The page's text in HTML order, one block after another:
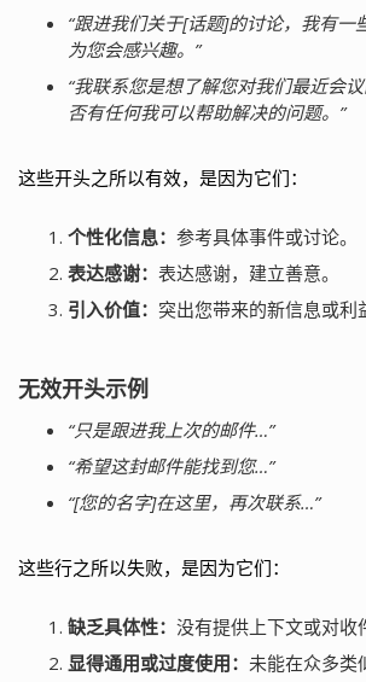
“跟进我们关于[话题]的讨论，我有一
为您会感兴趣。”
“我联系您是想了解您对我们最近会
否有任何我可以帮助解决的问题。”
这些开头之所以有效，是因为它们：
个性化信息： 参考具体事件或讨论。
表达感谢： 表达感谢，建立善意。
引入价值： 突出您带来的新信息或利
无效开头示例
“只是跟进我上次的邮件…”
“希望这封邮件能找到您…”
“[您的名字]在这里，再次联系…”
这些行之所以失败，是因为它们：
缺乏具体性： 没有提供上下文或对收
显得通用或过度使用： 未能在众多类